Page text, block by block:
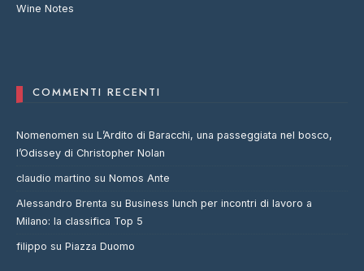
Wine Notes
COMMENTI RECENTI
Nomenomen su L’Ardito di Baracchi, una passeggiata nel bosco,
l’Odissey di Christopher Nolan
claudio martino su Nomos Ante
Alessandro Brenta su Business lunch per incontri di lavoro a
Milano: la classifica Top 5
filippo su Piazza Duomo